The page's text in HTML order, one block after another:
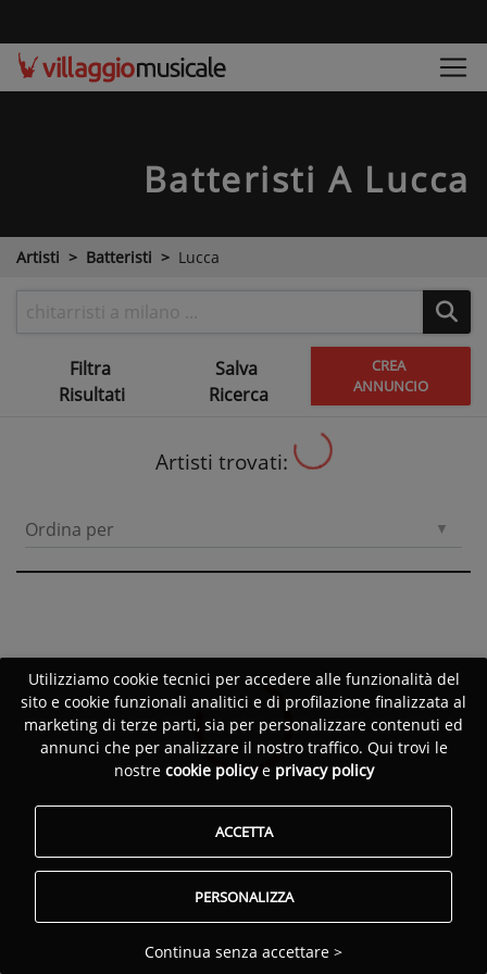
Batteristi A Lucca
Artisti Batteristi Lucca
Filtra
Risultati
Salva
Ricerca
CREA
ANNUNCIO
Artisti trovati:
Ordina per
Utilizziamo cookie tecnici per accedere alle funzionalità del
sito e cookie funzionali analitici e di profilazione finalizzata al
marketing di terze parti, sia per personalizzare contenuti ed
annunci che per analizzare il nostro traffico. Qui trovi le
nostre cookie policye privacy policy
ACCETTA
PERSONALIZZA
Continua senza accettare >